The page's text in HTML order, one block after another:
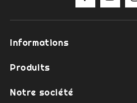
Informations
Produits
Notre société